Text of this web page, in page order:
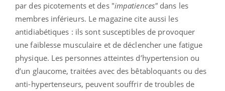
par des picotements et des "impatiences" dans les
membres inférieurs. Le magazine cite aussi les
antidiabétiques : ils sont susceptibles de provoquer
une faiblesse musculaire et de déclencher une fatigue
physique. Les personnes atteintes d’hypertension ou
d’un glaucome, traitées avec des bêtabloquants ou des
anti-hypertenseurs, peuvent souffrir de troubles de